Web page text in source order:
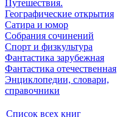
Путешествия.
Географические открытия
Сатира и юмор
Собрания сочинений
Спорт и физкультура
Фантастика зарубежная
Фантастика отечественная
Энциклопедии, cловари,
справочники
Список всех книг